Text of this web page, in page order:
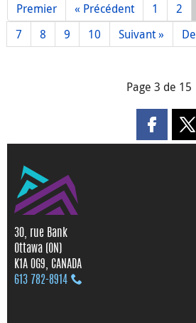
Premier « Précédent 1 2
7
8 9 10 Suivant »
Page 3 de 15
30, rue Bank
Ottawa (ON)
K1A 0G9, CANADA
613 782‑8914